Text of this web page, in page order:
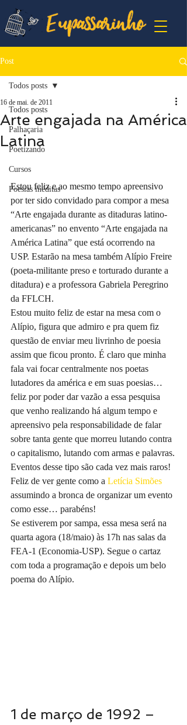
Post
Todos posts
Palhaçaria
Poetizando
Cursos
Poesias inéditas
Todos posts
Arte engajada na América
Latina
16 de mai. de 2011
Estou feliz e ao mesmo tempo apreensivo
por ter sido convidado para compor a mesa
“Arte engajada durante as ditaduras latino-
americanas” no envento “Arte engajada na
América Latina” que está ocorrendo na
USP. Estarão na mesa também Alípio Freire
(poeta-militante preso e torturado durante a
ditadura) e a professora Gabriela Peregrino
da FFLCH.
Estou muito feliz de estar na mesa com o
Alípio, figura que admiro e pra quem fiz
questão de enviar meu livrinho de poesia
assim que ficou pronto. É claro que minha
fala vai focar centralmente nos poetas
lutadores da américa e em suas poesias…
feliz por poder dar vazão a essa pesquisa
que venho realizando há algum tempo e
apreensivo pela responsabilidade de falar
sobre tanta gente que morreu lutando contra
o capitalismo, lutando com armas e palavras.
Eventos desse tipo são cada vez mais raros!
Feliz de ver gente como a Letícia Simões
assumindo a bronca de organizar um evento
como esse… parabéns!
Se estiverem por sampa, essa mesa será na
quarta agora (18/maio) às 17h nas salas da
FEA-1 (Economia-USP). Segue o cartaz
com toda a programação e depois um belo
poema do Alípio.
1 de março de 1992 –